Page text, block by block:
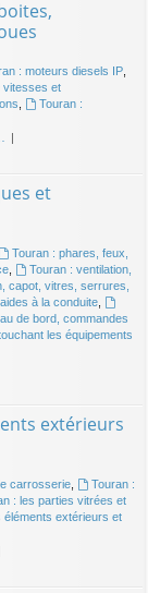
: moteurs diesels IP,
vitesses et
Touran :
et
Touran : phares, feux,
,
Touran : ventilation,
capot, vitres, serrures,
à la conduite,
de bord, commandes
les équipements
extérieurs
carrosserie,
Touran :
: les parties vitrées et
éléments extérieurs et